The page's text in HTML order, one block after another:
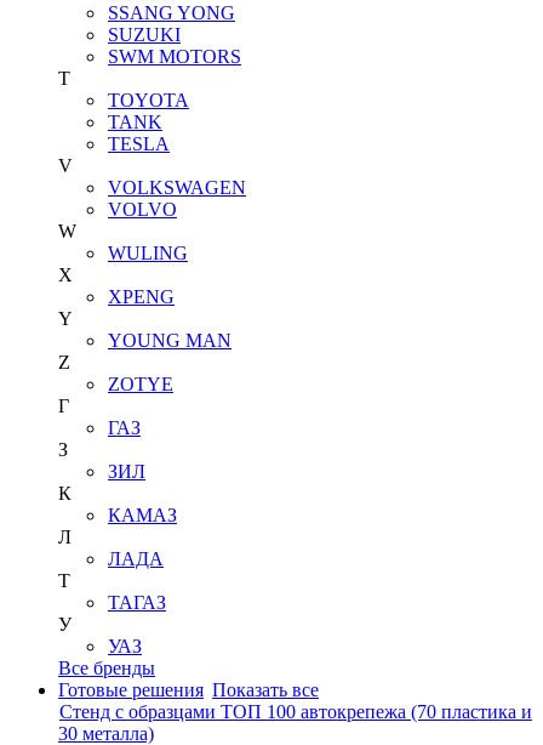
SSANG YONG
SUZUKI
SWM MOTORS
T
TOYOTA
TANK
TESLA
V
VOLKSWAGEN
VOLVO
W
WULING
X
XPENG
Y
YOUNG MAN
Z
ZOTYE
Г
ГАЗ
З
ЗИЛ
К
КАМАЗ
Л
ЛАДА
Т
ТАГАЗ
У
УАЗ
Все бренды
Готовые решения Показать все
Стенд с образцами ТОП 100 автокрепежа (70 пластика и
30 металла)